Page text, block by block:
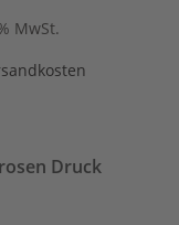
MwSt.
Druck